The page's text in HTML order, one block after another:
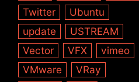
Twitter
Ubuntu
update
USTREAM
Vector
VFX
vimeo
VMware
VRay